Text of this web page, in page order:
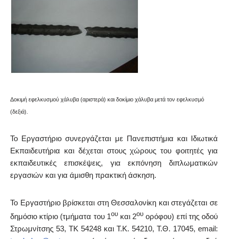
Δοκιμή εφελκυσμού χάλυβα (αριστερά) και δοκίμιο χάλυβα μετά τον εφελκυσμό
(δεξιά).
Το Εργαστήριο συνεργάζεται με Πανεπιστήμια και Ιδιωτικά
Εκπαιδευτήρια και δέχεται στους χώρους του φοιτητές για
εκπαιδευτικές επισκέψεις, για εκπόνηση διπλωματικών
εργασιών και για άμισθη πρακτική άσκηση.
Το Εργαστήριο βρίσκεται στη Θεσσαλονίκη και στεγάζεται σε
δημόσιο κτίριο (τμήματα του 1ουκαι 2ου ορόφου) επί της οδού
Στρωμνίτσης 53, ΤΚ 54248 και Τ.Κ. 54210, Τ.Θ. 17045, email: